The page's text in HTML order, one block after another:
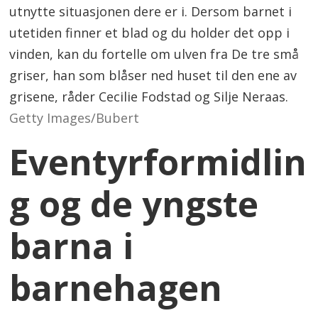
utnytte situasjonen dere er i. Dersom barnet i
utetiden finner et blad og du holder det opp i
vinden, kan du fortelle om ulven fra De tre små
griser, han som blåser ned huset til den ene av
grisene, råder Cecilie Fodstad og Silje Neraas.
Getty Images/Bubert
Eventyrformidlin
g og de yngste
barna i
barnehagen